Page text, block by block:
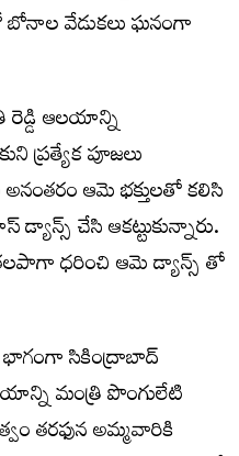
వేడుకలు ఘనంగా
రెడ్డి ఆలయాన్ని
ప్రత్యేక పూజలు
ఆమె భక్తులతో కలిసి
చేసి ఆకట్టుకున్నారు.
ధరించి ఆమె డ్యాన్స్ తో
సికింద్రాబాద్
మంత్రి పొంగులేటి
తరఫున అమ్మవారికి